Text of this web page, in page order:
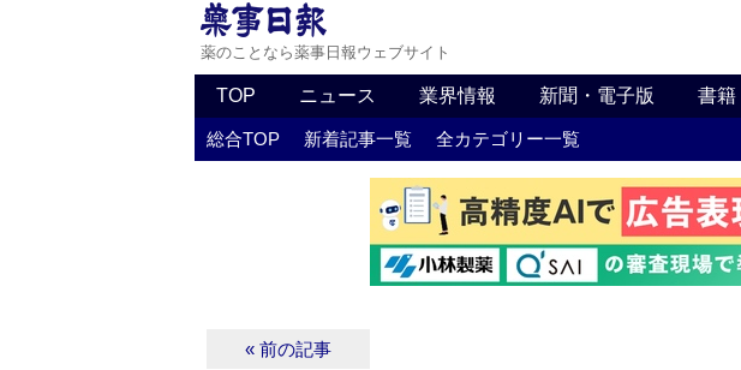
薬のことなら薬事日報ウェブサイト
TOP ニュース 業界情報 新聞・電子版 書籍
総合TOP 新着記事一覧 全カテゴリー一覧
« 前の記事